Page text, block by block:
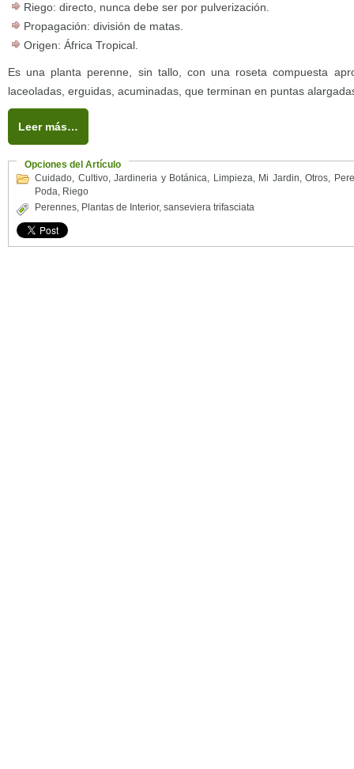
Riego: directo, nunca debe ser por pulverización.
Propagación: división de matas.
Origen: África Tropical.
Es una planta perenne, sin tallo, con una roseta compuesta
laceoladas, erguidas, acuminadas, que terminan en puntas
Leer más…
Opciones del Artículo
Cuidado, Cultivo,Jardineria y Botánica, Limpieza, Mi Jardin,Otros,
Poda, Riego
Perennes, Plantas de Interior, sanseviera trifasciata